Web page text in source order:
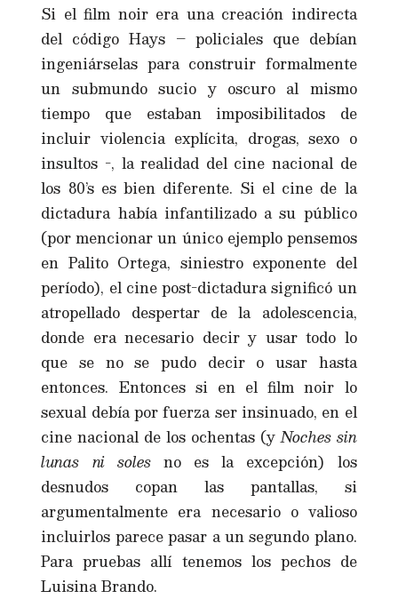
Si el film noir era una creación indirecta
del código Hays – policiales que debían
ingeniárselas para construir formalmente
un submundo sucio y oscuro al mismo
tiempo que estaban imposibilitados de
incluir violencia explícita, drogas, sexo o
insultos -, la realidad del cine nacional de
los 80’s es bien diferente. Si el cine de la
dictadura había infantilizado a su público
(por mencionar un único ejemplo pensemos
en Palito Ortega, siniestro exponente del
período), el cine post-dictadura significó un
atropellado despertar de la adolescencia,
donde era necesario decir y usar todo lo
que se no se pudo decir o usar hasta
entonces. Entonces si en el film noir lo
sexual debía por fuerza ser insinuado, en el
cine nacional de los ochentas (yNoches sin
lunas ni solesno es la excepción) los
desnudos copan las pantallas, si
argumentalmente era necesario o valioso
incluirlos parece pasar a un segundo plano.
Para pruebas allí tenemos los pechos de
Luisina Brando.